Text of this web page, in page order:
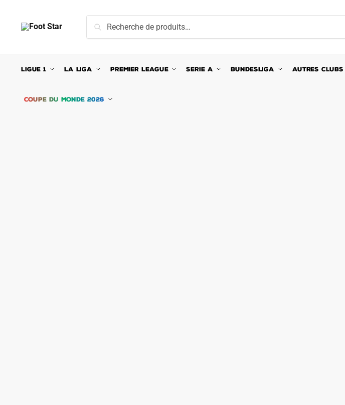
navigation
content
pour :
Recherche
LIGUE 1 LA LIGA PREMIER LEAGUE SERIE A BUNDESLIGA AUTRES CLUBS
COUPE DU MONDE 2026